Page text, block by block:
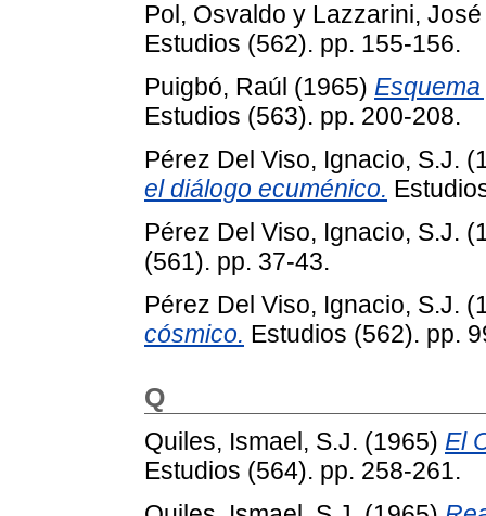
Pol, Osvaldo y Lazzarini,
Estudios (562). pp. 155-156.
Puigbó, Raúl (1965)
Estudios (563). pp. 200-208.
Pérez Del Viso, Ignacio, S.J.
el diálogo ecuménico.
Pérez Del Viso, Ignacio, S.J.
(561). pp. 37-43.
Pérez Del Viso, Ignacio, S.J.
cósmico. Estudios (562). pp.
Q
Quiles, Ismael, S.J. (1965) El
Estudios (564). pp. 258-261.